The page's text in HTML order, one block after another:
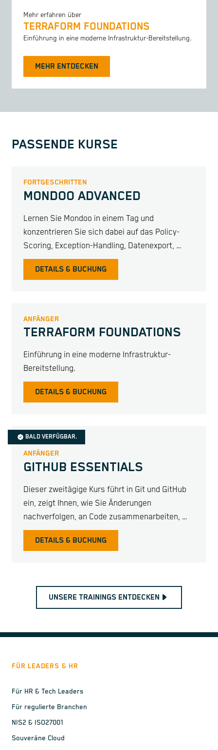
Mehr erfahren über
TERRAFORM FOUNDATIONS
Einführung in eine moderne Infrastruktur-Bereitstellung.
MEHR ENTDECKEN
PASSENDE KURSE
FORTGESCHRITTEN
MONDOO ADVANCED
Lernen Sie Mondoo in einem Tag und
konzentrieren Sie sich dabei auf das Policy-
Scoring, Exception-Handling, Datenexport, …
DETAILS & BUCHUNG
ANFÄNGER
TERRAFORM FOUNDATIONS
Einführung in eine moderne Infrastruktur-
Bereitstellung.
DETAILS & BUCHUNG
BALD VERFÜGBAR.
ANFÄNGER
GITHUB ESSENTIALS
Dieser zweitägige Kurs führt in Git und GitHub
ein, zeigt Ihnen, wie Sie Änderungen
nachverfolgen, an Code zusammenarbeiten, …
DETAILS & BUCHUNG
UNSERE TRAININGS ENTDECKEN
FÜR LEADERS & HR
Für HR & Tech Leaders
Für regulierte Branchen
NIS2 & ISO27001
Souveräne Cloud